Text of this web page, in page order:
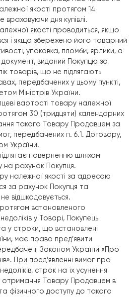
час виконання Замовлення
право:
цього Договору, а також ціни на
односторонньому порядку,
Інтернет-магазину. Всі зміни
моменту їх публікації.
Договору ознайомитися зі
Договору і цінами,
на сайті Інтернет-
своїх зобов’язань
повідомити всі необхідні
його як Покупця, і
замовленого Товару.
на повернення Продавцеві
належної якості, якщо
за формою, габаритами,
або з інших причин не може бути
Покупець має право
якості протягом 14
не враховуючи дня купівлі.
якості проводиться,
і якщо збережено його